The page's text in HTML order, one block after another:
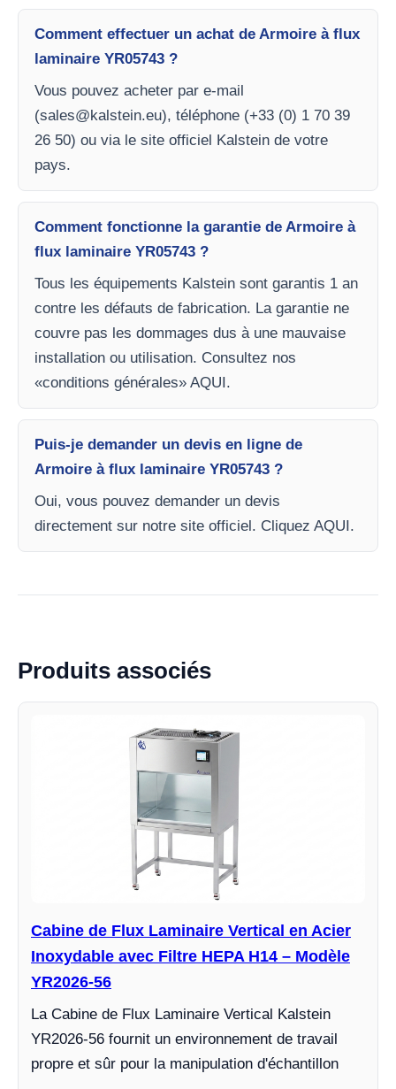
Comment effectuer un achat de Armoire à flux
laminaire YR05743 ?
Vous pouvez acheter par e-mail
(sales@kalstein.eu), téléphone (+33 (0) 1 70 39
26 50) ou via le site officiel Kalstein de votre
pays.
Comment fonctionne la garantie de Armoire à
flux laminaire YR05743 ?
Tous les équipements Kalstein sont garantis 1 an
contre les défauts de fabrication. La garantie ne
couvre pas les dommages dus à une mauvaise
installation ou utilisation. Consultez nos
«conditions générales» AQUI.
Puis-je demander un devis en ligne de
Armoire à flux laminaire YR05743 ?
Oui, vous pouvez demander un devis
directement sur notre site officiel. Cliquez AQUI.
Produits associés
Cabine de Flux Laminaire Vertical en Acier
Inoxydable avec Filtre HEPA H14 – Modèle
YR2026-56
La Cabine de Flux Laminaire Vertical Kalstein
YR2026-56 fournit un environnement de travail
propre et sûr pour la manipulation d'échantillon